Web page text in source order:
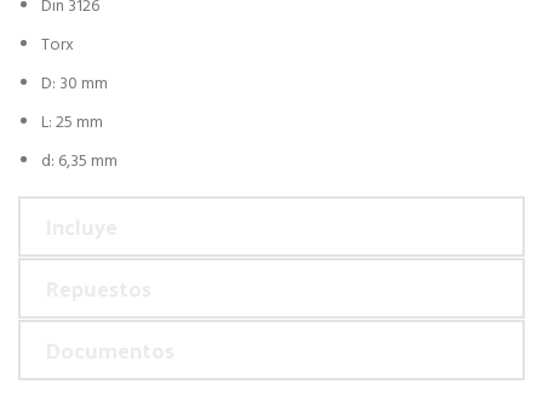
Din 3126
Torx
D: 30 mm
L: 25 mm
d: 6,35 mm